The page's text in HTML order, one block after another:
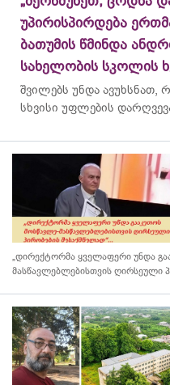
უპირისპირდება
ბათუმის წმინდა
სახელობის სკოლის
შვილებს უნდა ავუხსნათ,
სხვისი უფლების
„დირექტორმა ყველაფერი უნდა
მასწავლებლებისთვის ღირსეული